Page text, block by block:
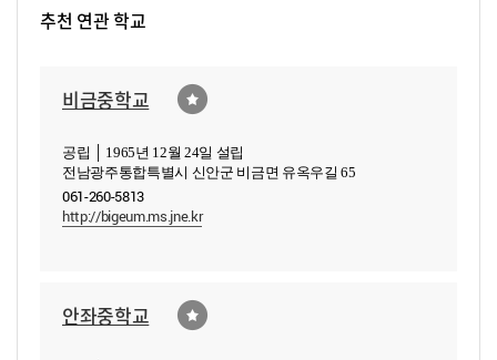
추천 연관 학교
비금중학교
공립 │ 1965년 12월 24일 설립
전남광주통합특별시 신안군 비금면 유옥우길 65
061-260-5813
http://bigeum.ms.jne.kr
안좌중학교